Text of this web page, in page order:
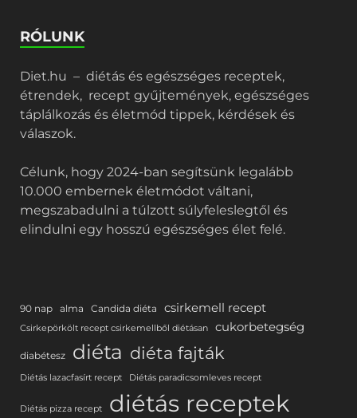
RÓLUNK
Diet.hu – diétás és egészséges receptek,
étrendek, recept gyűjtemények, egészséges
táplálkozás és életmód tippek, kérdések és
válaszok.
Célunk, hogy 2024-ban segítsünk legalább
10.000 embernek életmódot váltani,
megszabadulni a túlzott súlyfeleslegtől és
elindulni egy hosszú egészséges élet felé.
90 nap alma Candida diéta csirkemell recept
Csirkepörkölt recept csirkemellből diétásan cukorbetegség
diabétesz diéta diéta fajták
Diétás lazacfasírt recept Diétás paradicsomleves recept
Diétás pizza recept diétás receptek